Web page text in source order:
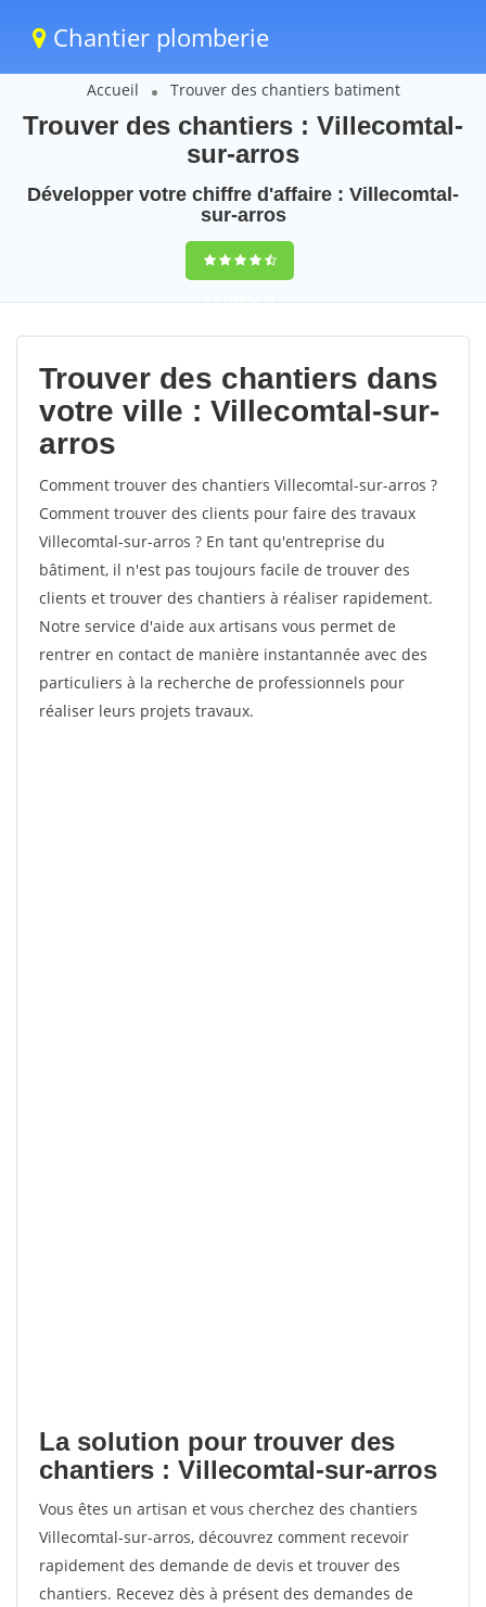
Chantier plomberie
Accueil Trouver des chantiers batiment
Trouver des chantiers : Villecomtal-
sur-arros
Développer votre chiffre d'affaire : Villecomtal-
sur-arros
9,5(100%)73
votes
Trouver des chantiers dans
votre ville : Villecomtal-sur-
arros
Comment trouver des chantiers Villecomtal-sur-arros ?
Comment trouver des clients pour faire des travaux
Villecomtal-sur-arros ? En tant qu'entreprise du
bâtiment, il n'est pas toujours facile de trouver des
clients et trouver des chantiers à réaliser rapidement.
Notre service d'aide aux artisans vous permet de
rentrer en contact de manière instantannée avec des
particuliers à la recherche de professionnels pour
réaliser leurs projets travaux.
La solution pour trouver des
chantiers : Villecomtal-sur-arros
Vous êtes un artisan et vous cherchez des chantiers
Villecomtal-sur-arros, découvrez comment recevoir
rapidement des demande de devis et trouver des
chantiers. Recevez dès à présent des demandes de